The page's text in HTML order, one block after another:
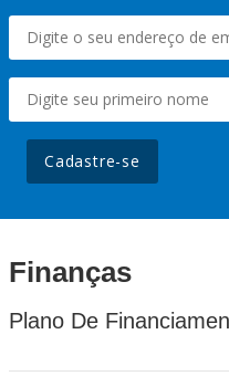
Cadastre-se
Finanças
Plano De